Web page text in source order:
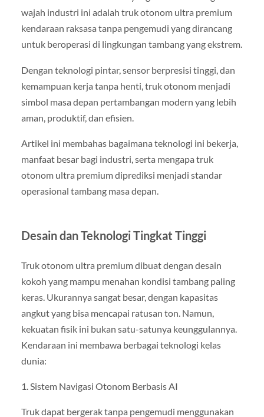
wajah industri ini adalah truk otonom ultra premium
kendaraan raksasa tanpa pengemudi yang dirancang
untuk beroperasi di lingkungan tambang yang ekstrem.
Dengan teknologi pintar, sensor berpresisi tinggi, dan
kemampuan kerja tanpa henti, truk otonom menjadi
simbol masa depan pertambangan modern yang lebih
aman, produktif, dan efisien.
Artikel ini membahas bagaimana teknologi ini bekerja,
manfaat besar bagi industri, serta mengapa truk
otonom ultra premium diprediksi menjadi standar
operasional tambang masa depan.
Desain dan Teknologi Tingkat Tinggi
Truk otonom ultra premium dibuat dengan desain
kokoh yang mampu menahan kondisi tambang paling
keras. Ukurannya sangat besar, dengan kapasitas
angkut yang bisa mencapai ratusan ton. Namun,
kekuatan fisik ini bukan satu-satunya keunggulannya.
Kendaraan ini membawa berbagai teknologi kelas
dunia:
1. Sistem Navigasi Otonom Berbasis AI
Truk dapat bergerak tanpa pengemudi menggunakan